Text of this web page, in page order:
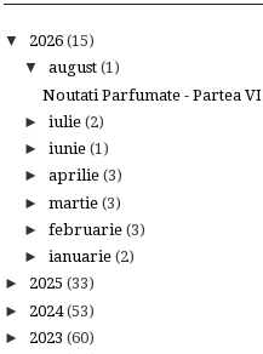
▼ 2026 (15)
▼ august (1)
Noutati Parfumate - Partea VI
► iulie (2)
► iunie (1)
► aprilie (3)
► martie (3)
► februarie (3)
► ianuarie (2)
► 2025 (33)
► 2024(53)
► 2023 (60)